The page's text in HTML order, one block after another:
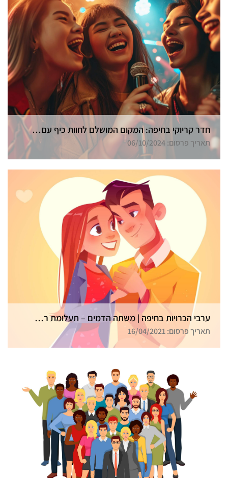
חדר קריוקי בחיפה: המקום המושלם לחוות כיף עם חברים
תאריך פרסום: 06/10/2024
ערבי הכרויות בחיפה | משתה הדמים – תעלומת רצח בכל הארץ
תאריך פרסום: 16/04/2021